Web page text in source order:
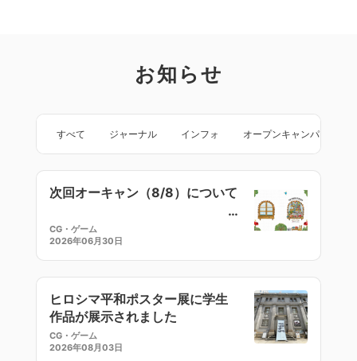
お知らせ
すべて ジャーナル インフォ オープンキャンパス
次回オーキャン（8/8）について
CG・ゲーム
2026年06月30日
ヒロシマ平和ポスター展に学生
作品が展示されました
CG・ゲーム
2026年08月03日